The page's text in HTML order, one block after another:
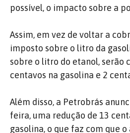
possível, o impacto sobre a
Assim, em vez de voltar a
imposto sobre o litro da
sobre o litro do etanol, serão
centavos na gasolina e 2
Além disso, a Petrobrás
feira, uma redução de 13
gasolina, o que faz com que